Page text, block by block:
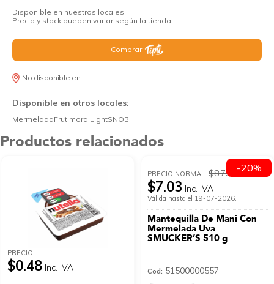
Disponible en nuestros locales.
Precio y stock pueden variar según la tienda.
Comprar
No disponible en:
Disponible en otros locales:
MermeladaFrutimora LightSNOB
Productos relacionados
PRECIO
$0.48 Inc. IVA
PRECIO NORMAL:$8.79
$7.03 Inc. IVA
Válida hasta el 19-07-2026.
Mantequilla De Maní Con
Mermelada Uva
SMUCKER’S 510 g
Cod: 51500000557
-20%